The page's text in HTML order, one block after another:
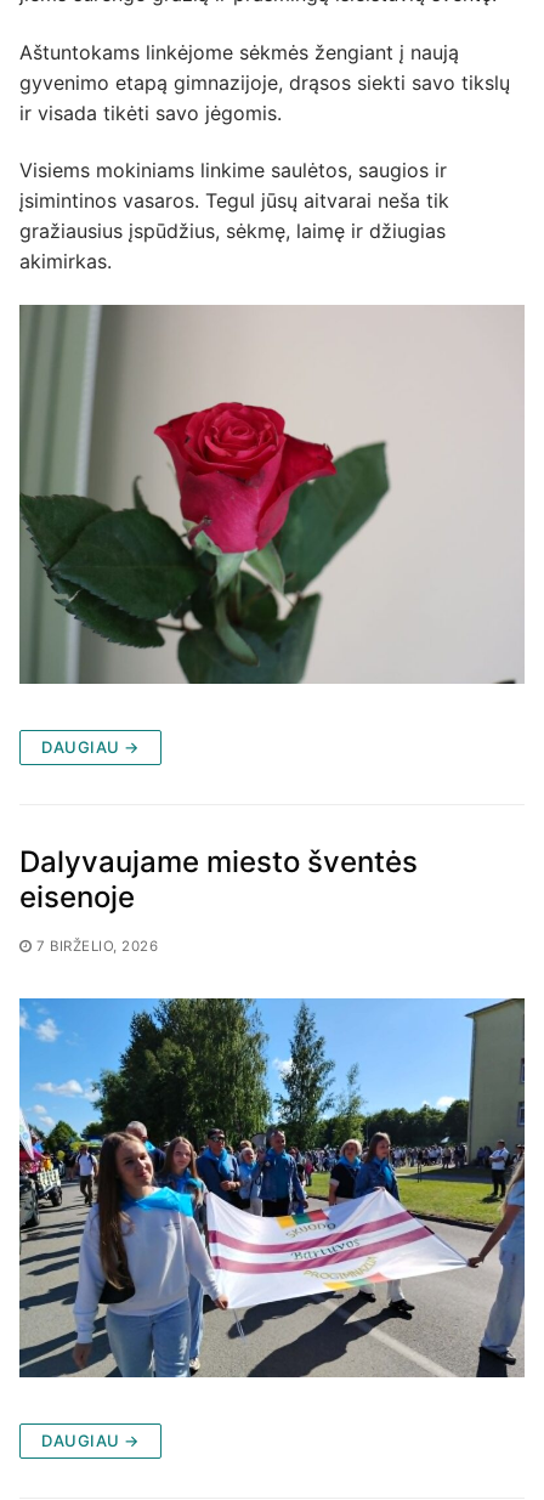
Aštuntokams linkėjome sėkmės žengiant į naują
gyvenimo etapą gimnazijoje, drąsos siekti savo tikslų
ir visada tikėti savo jėgomis.
Visiems mokiniams linkime saulėtos, saugios ir
įsimintinos vasaros. Tegul jūsų aitvarai neša tik
gražiausius įspūdžius, sėkmę, laimę ir džiugias
akimirkas.
DAUGIAU →
Dalyvaujame miesto šventės
eisenoje
7 BIRŽELIO, 2026
DAUGIAU →